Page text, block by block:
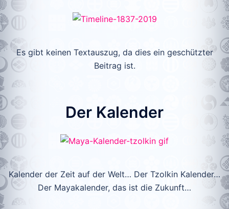
Es gibt keinen Textauszug, da dies ein geschützter
Beitrag ist.
Der Kalender
Kalender der Zeit auf der Welt… Der Tzolkin Kalender…
Der Mayakalender, das ist die Zukunft…